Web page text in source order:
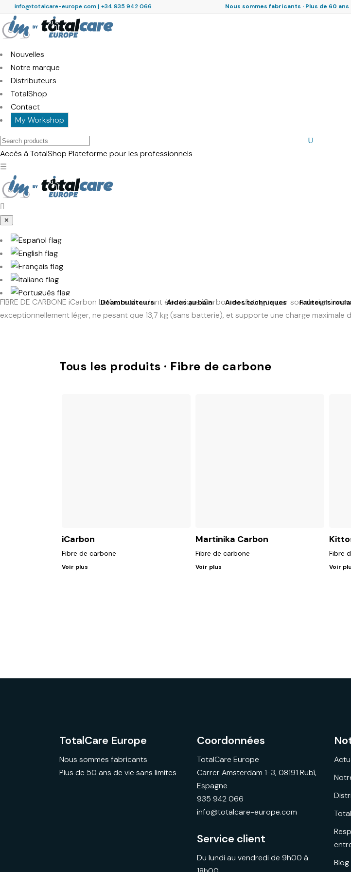
info@totalcare-europe.com| +34 935 942 066 Nous sommes fabricants · Plus de 60
Nouvelles
Notre marque
Distributeurs
TotalShop
Contact
My Workshop
Search
products
Accès à TotalShop Plateforme pour les professionnels
☰
✕
Accès à TotalShop
Déambulateurs Aides au bain Aides techniques Fauteuils
FIBRE DE CARBONE iCarbon Le fauteuil roulant électrique iCarbon se distingue par son design
exceptionnellement léger, ne pesant que 13,7 kg (sans batterie), et supporte une charge maximale
Tous les produits · Fibre de carbone
iCarbon
Fibre de carbone
Voir plus
Martinika Carbon
Fibre de carbone
Voir plus
Fibre
Voir
TotalCare Europe
Nous sommes fabricants
Plus de 50 ans de vie sans limites
Coordonnées
TotalCare Europe
Carrer Amsterdam 1-3, 08191 Rubí,
Espagne
935 942 066
info@totalcare-europe.com
Service client
Du lundi au vendredi de 9h00 à
Blog